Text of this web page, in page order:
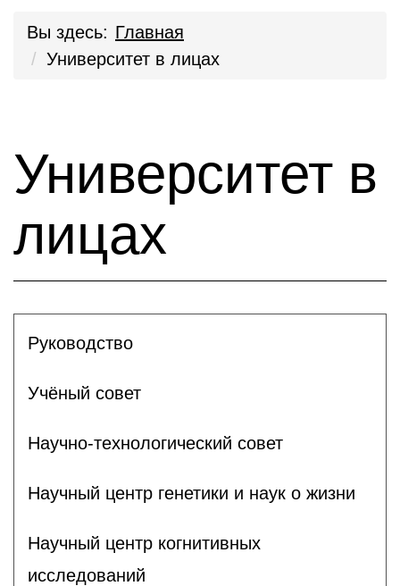
Вы здесь: Главная
Университет в лицах
Университет в
лицах
Руководство
Учёный совет
Научно-технологический совет
Научный центр генетики и наук о жизни
Научный центр когнитивных
исследований